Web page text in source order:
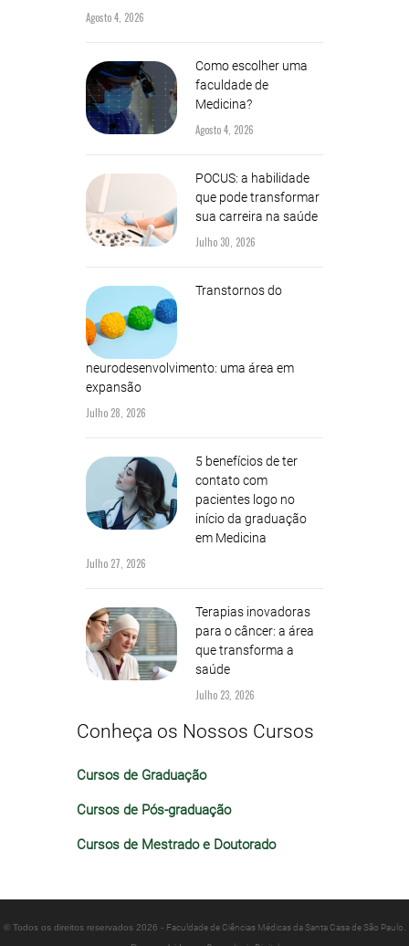
Agosto 4, 2026
Como escolher uma
faculdade de
Medicina?
Agosto 4, 2026
POCUS: a habilidade
que pode transformar
sua carreira na saúde
Julho 30, 2026
Transtornos do
neurodesenvolvimento: uma área em
expansão
Julho 28, 2026
5 benefícios de ter
contato com
pacientes logo no
início da graduação
em Medicina
Julho 27, 2026
Terapias inovadoras
para o câncer: a área
que transforma a
saúde
Julho 23, 2026
Conheça os Nossos Cursos
Cursos de Graduação
Cursos de Pós-graduação
Cursos de Mestrado e Doutorado
© Todos os direitos reservados 2026 - Faculdade de Ciências Médicas da Santa Casa de São Paulo